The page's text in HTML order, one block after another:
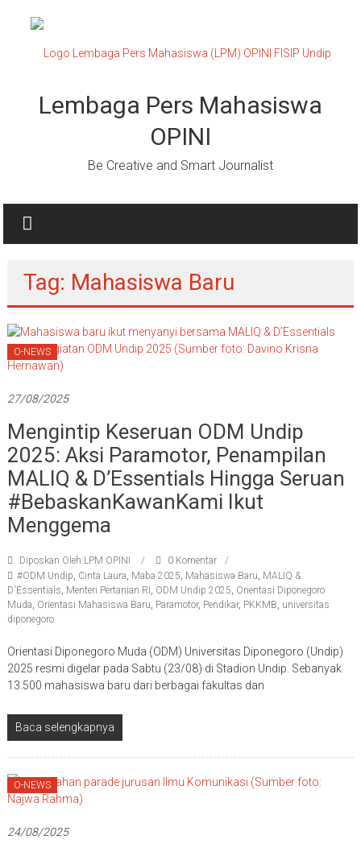
Lembaga Pers Mahasiswa
OPINI
Be Creative and Smart Journalist
Tag: Mahasiswa Baru
O-NEWS
27/08/2025
Mengintip Keseruan ODM Undip
2025: Aksi Paramotor, Penampilan
MALIQ & D’Essentials Hingga Seruan
#BebaskanKawanKami Ikut
Menggema
Diposkan Oleh:LPM OPINI
0 Komentar
#ODM Undip, Cinta Laura, Maba 2025, Mahasiswa Baru, MALIQ &
D'Essentials, Menteri Pertanian RI , ODM Undip 2025, Orientasi Diponegoro
Muda, Orientasi Mahasiswa Baru, Paramotor, Pendikar, PKKMB, universitas
diponegoro
Orientasi Diponegoro Muda (ODM) Universitas Diponegoro (Undip)
2025 resmi digelar pada Sabtu (23/08) di Stadion Undip. Sebanyak
13.500 mahasiswa baru dari berbagai fakultas dan
Baca selengkapnya
O-NEWS
24/08/2025